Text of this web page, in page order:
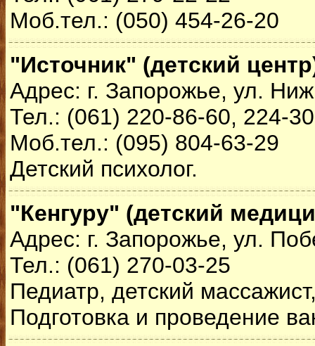
Моб.тел.: (050) 454-26-20
"Источник" (детский
Адрес: г. Запорожье, ул.
Тел.: (061) 220-86-60, 224-
Моб.тел.: (095) 804-63-29
Детский психолог.
"Кенгуру" (детский
Адрес: г. Запорожье, ул.
Тел.: (061) 270-03-25
Педиатр, детский
Подготовка и проведение